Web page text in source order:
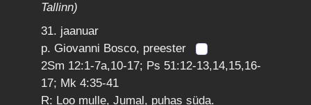
Tallinn)
31. jaanuar
p. Giovanni Bosco, preester
2Sm 12:1-7a,10-17; Ps 51:12-13,14,15,16-
17; Mk 4:35-41
R: Loo mulle, Jumal, puhas süda.